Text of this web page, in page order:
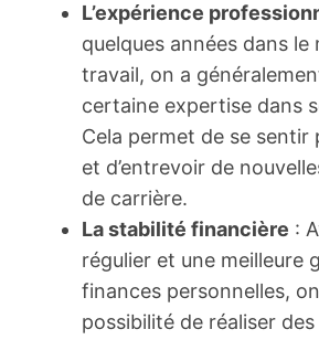
L’expérience
quelques années dans le
travail, on a
certaine expertise dans
Cela permet de se sentir
et d’entrevoir de
de carrière.
La stabilité financière :
régulier et une meilleure
finances personnelles,
possibilité de réaliser